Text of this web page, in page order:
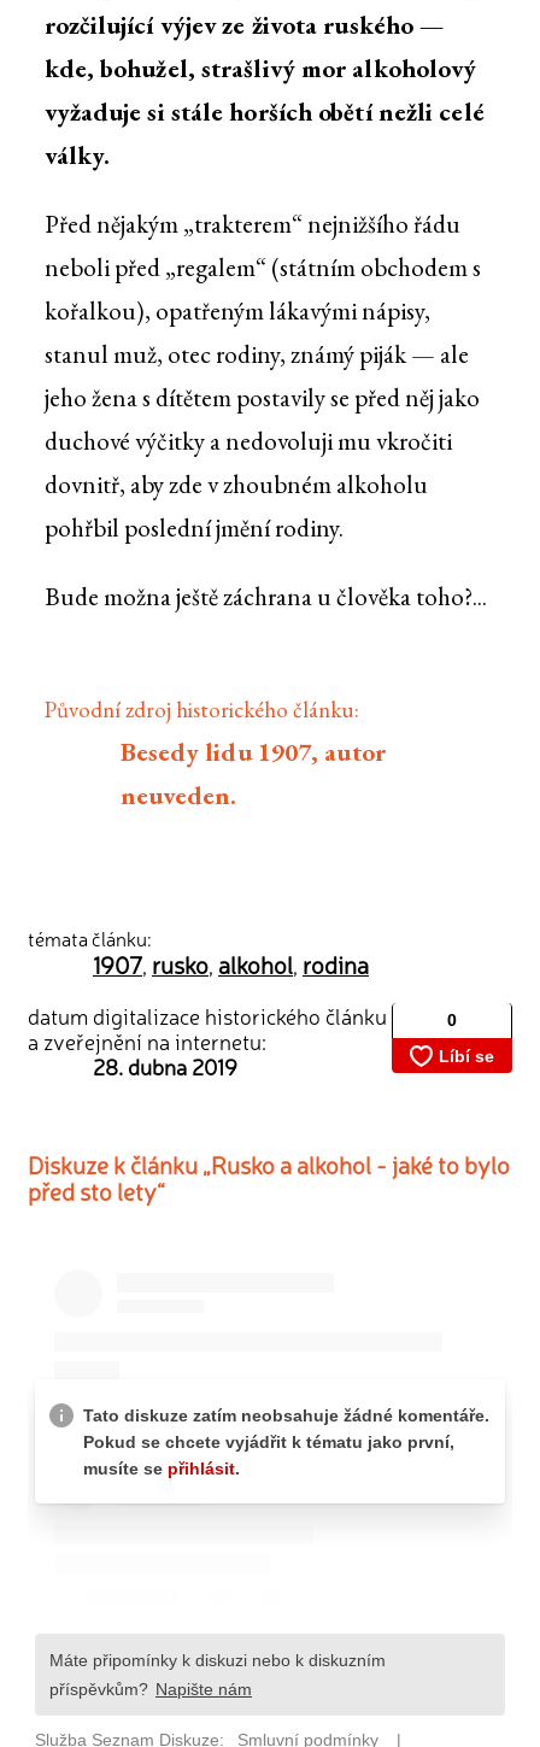
rozčilující výjev ze života ruského —
kde, bohužel, strašlivý mor alkoholový
vyžaduje si stále horších obětí nežli celé
války.
Před nějakým „trakterem“ nejnižšího řádu
neboli před „regalem“ (státním obchodem s
kořalkou), opatřeným lákavými nápisy,
stanul muž, otec rodiny, známý piják — ale
jeho žena s dítětem postavily se před něj jako
duchové výčitky a nedovoluji mu vkročiti
dovnitř, aby zde v zhoubném alkoholu
pohřbil poslední jmění rodiny.
Bude možna ještě záchrana u člověka toho?...
Původní zdroj historického článku:
Besedy lidu 1907, autor
neuveden.
témata článku:
1907, rusko, alkohol, rodina
datum digitalizace historického článku
a zveřejnění na internetu:
28. dubna 2019
Diskuze k článku „Rusko a alkohol - jaké to bylo
před sto lety“